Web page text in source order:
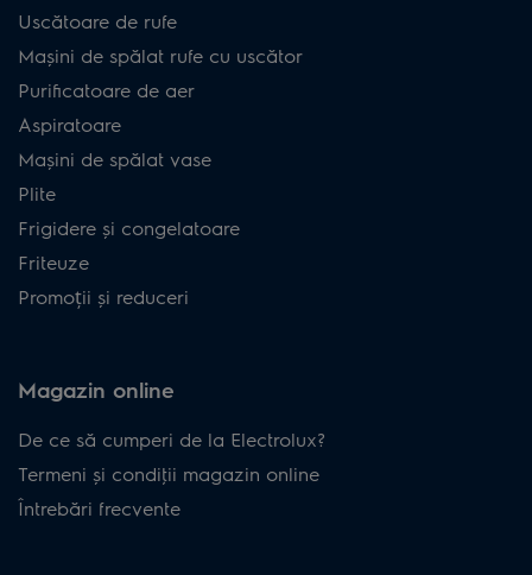
Uscătoare de rufe
Mașini de spălat rufe cu uscător
Purificatoare de aer
Aspiratoare
Mașini de spălat vase
Plite
Frigidere și congelatoare
Friteuze
Promoții și reduceri
Magazin online
De ce să cumperi de la Electrolux?
Termeni și condiţii magazin online
Întrebări frecvente